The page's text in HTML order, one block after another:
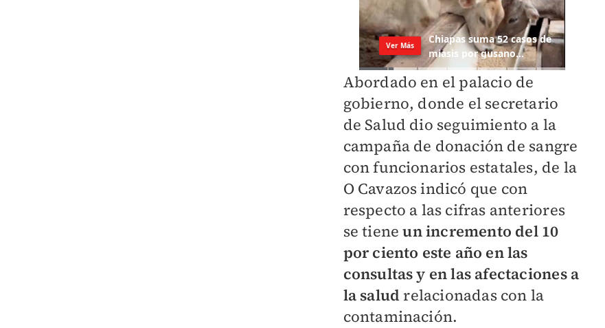
Abordado en el palacio de
gobierno, donde el secretario
de Salud dio seguimiento a la
campaña de donación de sangre
con funcionarios estatales, de la
O Cavazos indicó que con
respecto a las cifras anteriores
se tiene un incremento del 10
por ciento este año en las
consultas y en las afectaciones a
la salud relacionadas con la
contaminación.